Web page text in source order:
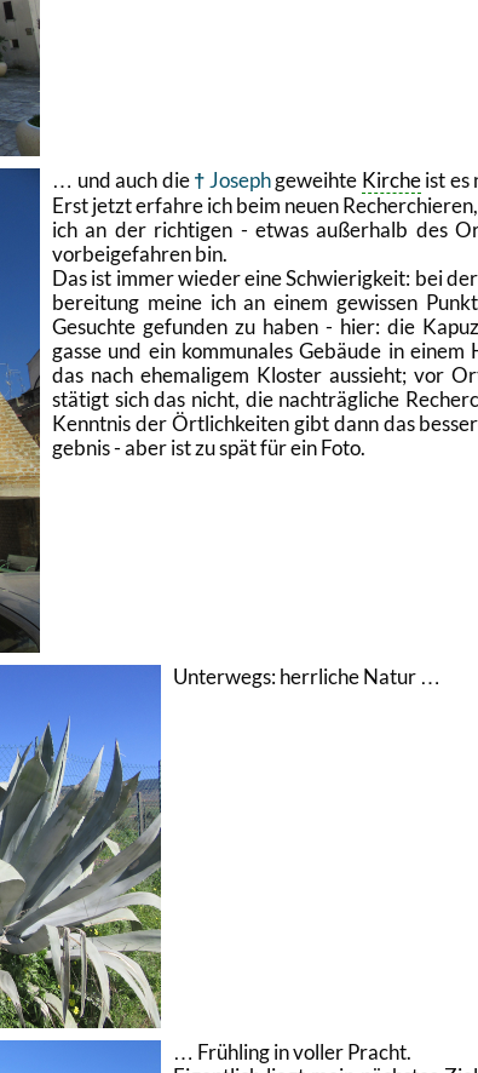
… und auch die Jo­sephge­weih­te Kir­cheist es
Erst jetzt er­fah­re ich beim neuen
ich an der rich­ti­gen - etwas au­ßer­halb des
vor­bei­ge­fah­ren bin.
Das ist immer wie­der eine Schwie­rig­keit: bei
be­rei­tung meine ich an einem ge­wis­sen
Ge­such­te ge­fun­den zu haben - hier: die
gas­se und ein kom­mu­na­les Ge­bäu­de in einem
das nach ehe­ma­li­gem Klos­ter aus­sieht; vor
stä­tigt sich das nicht, die nach­träg­li­che
Kennt­nis der Ört­lich­kei­ten gibt dann das
geb­nis - aber ist zu spät für ein Foto.
Un­ter­wegs: herr­li­che Natur …
… Früh­ling in vol­ler Pracht.